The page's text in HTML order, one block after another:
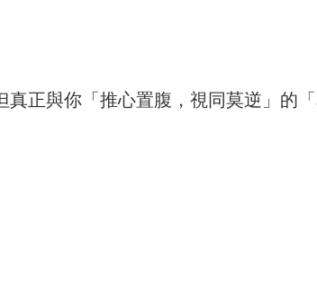
正與你「推心置腹，視同莫逆」的「